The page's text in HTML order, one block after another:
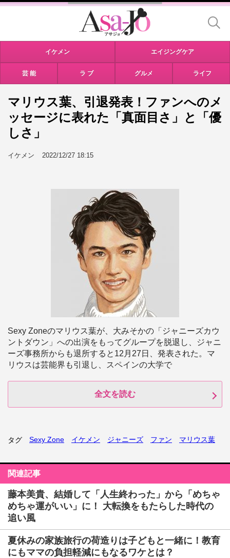
イケメン エイジングケア
芸 能 ラ ブ グルメ ライフ
マリウス葉、引退発表！ファンへのメ
ッセージに表れた「真面目さ」と「優
しさ」
イケメン 2022/12/27 18:15
Sexy Zoneのマリウス葉が、大みそかの「ジャニーズカウ
ントダウン」への出演をもってグループを脱退し、ジャニ
ーズ事務所からも退所すると12月27日、発表された。マ
リウスは芸能界も引退し、スペインの大学で
全文を読む
タグ Sexy Zone イケメン ジャニーズ ファン マリウス葉
関連記事
藤本美貴、結婚して「人生終わった」から「めちゃ
めちゃ運がいい」に！ 大転換をもたらした時代の
追い風
夏休みの家族旅行の荷造りは子どもと一緒に！教育
にもママの負担軽減にもなるワケとは？